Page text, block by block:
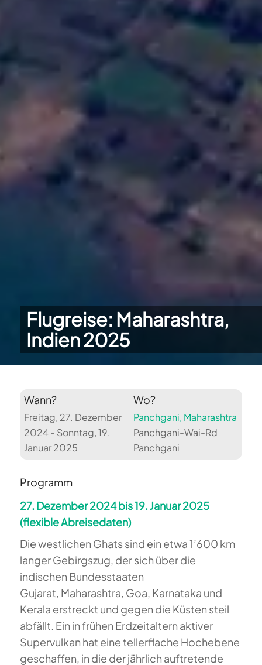
Flugreise: Maharashtra,
Indien 2025
Wann?
Freitag, 27. Dezember
2024 - Sonntag, 19.
Januar 2025
Wo?
Panchgani, Maharashtra
Panchgani-Wai-Rd
Panchgani
Programm
27. Dezember 2024 bis 19. Januar 2025
(flexible Abreisedaten)
Die westlichen Ghats sind ein etwa 1’600 km
langer Gebirgszug, der sich über die
indischen Bundesstaaten
Gujarat, Maharashtra, Goa, Karnataka und
Kerala erstreckt und gegen die Küsten steil
abfällt. Ein in frühen Erdzeitaltern aktiver
Supervulkan hat eine tellerflache Hochebene
geschaffen, in die der jährlich auftretende